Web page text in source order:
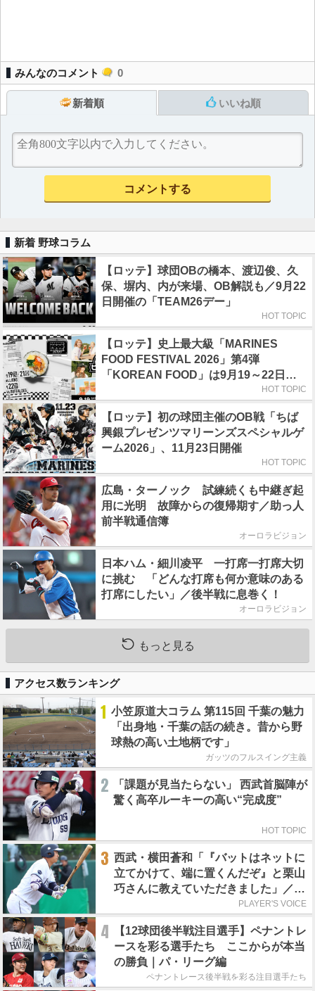
みんなのコメント 0
新着順 いいね順
新着 野球コラム
【ロッテ】球団OBの橋本、渡辺俊、久
保、塀内、内が来場、OB解説も／9月22
日開催の「TEAM26デー」
HOT TOPIC
【ロッテ】史上最大級「MARINES
FOOD FESTIVAL 2026」第4弾
「KOREAN FOOD」は9月19～22日／
HOT TOPIC
【ロッテ】初の球団主催のOB戦「ちば
興銀プレゼンツマリーンズスペシャルゲ
ーム2026」、11月23日開催
HOT TOPIC
広島・ターノック 試練続くも中継ぎ起
用に光明 故障からの復帰期す／助っ人
前半戦通信簿
オーロラビジョン
日本ハム・細川凌平 一打席一打席大切
に挑む 「どんな打席も何か意味のある
打席にしたい」／後半戦に息巻く！
オーロラビジョン
もっと見る
アクセス数ランキング
1 小笠原道大コラム 第115回 千葉の魅力
「出身地・千葉の話の続き。昔から野
球熱の高い土地柄です」
ガッツのフルスイング主義
2
「課題が見当たらない」 西武首脳陣が
驚く高卒ルーキーの高い“完成度”
HOT TOPIC
3 西武・横田蒼和「『バットはネットに
立てかけて、端に置くんだぞ』と栗山
巧さんに教えていただきました」／憧
PLAYER'S VOICE
4
【12球団後半戦注目選手】ペナントレ
ースを彩る選手たち ここからが本当
の勝負｜パ・リーグ編
ペナントレース後半戦を彩る注目選手たち